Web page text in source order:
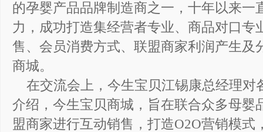
的孕婴产品品牌制造商之一，十年以来一
力，成功打造集经营者专业、商品对口专
售、会员消费方式、联盟商家利润产生及
商城。
在交流会上，今生宝贝江锡康总经理对
介绍，今生宝贝商城，旨在联合众多母婴
盟商家进行互动销售，打造O2O营销模